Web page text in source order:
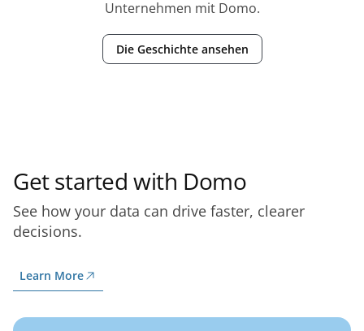
Unternehmen mit Domo.
Die Geschichte ansehen
Get started with Domo
See how your data can drive faster, clearer
decisions.
Learn More